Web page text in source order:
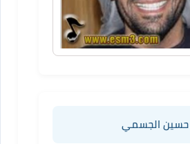
حسين الجسمي